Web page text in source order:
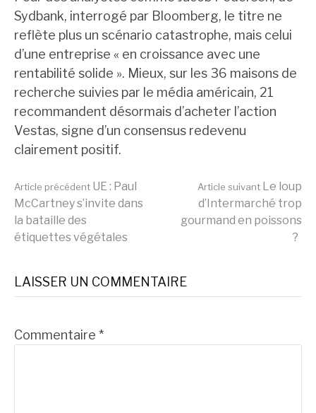
Sydbank, interrogé par Bloomberg, le titre ne
reflète plus un scénario catastrophe, mais celui
d’une entreprise « en croissance avec une
rentabilité solide ». Mieux, sur les 36 maisons de
recherche suivies par le média américain, 21
recommandent désormais d’acheter l’action
Vestas, signe d’un consensus redevenu
clairement positif.
Lire
la
suite
Article précédent UE : Paul
McCartney s’invite dans
la bataille des
étiquettes végétales
Article suivant Le loup
d’Intermarché trop
gourmand en poissons
?
LAISSER UN COMMENTAIRE
Commentaire *